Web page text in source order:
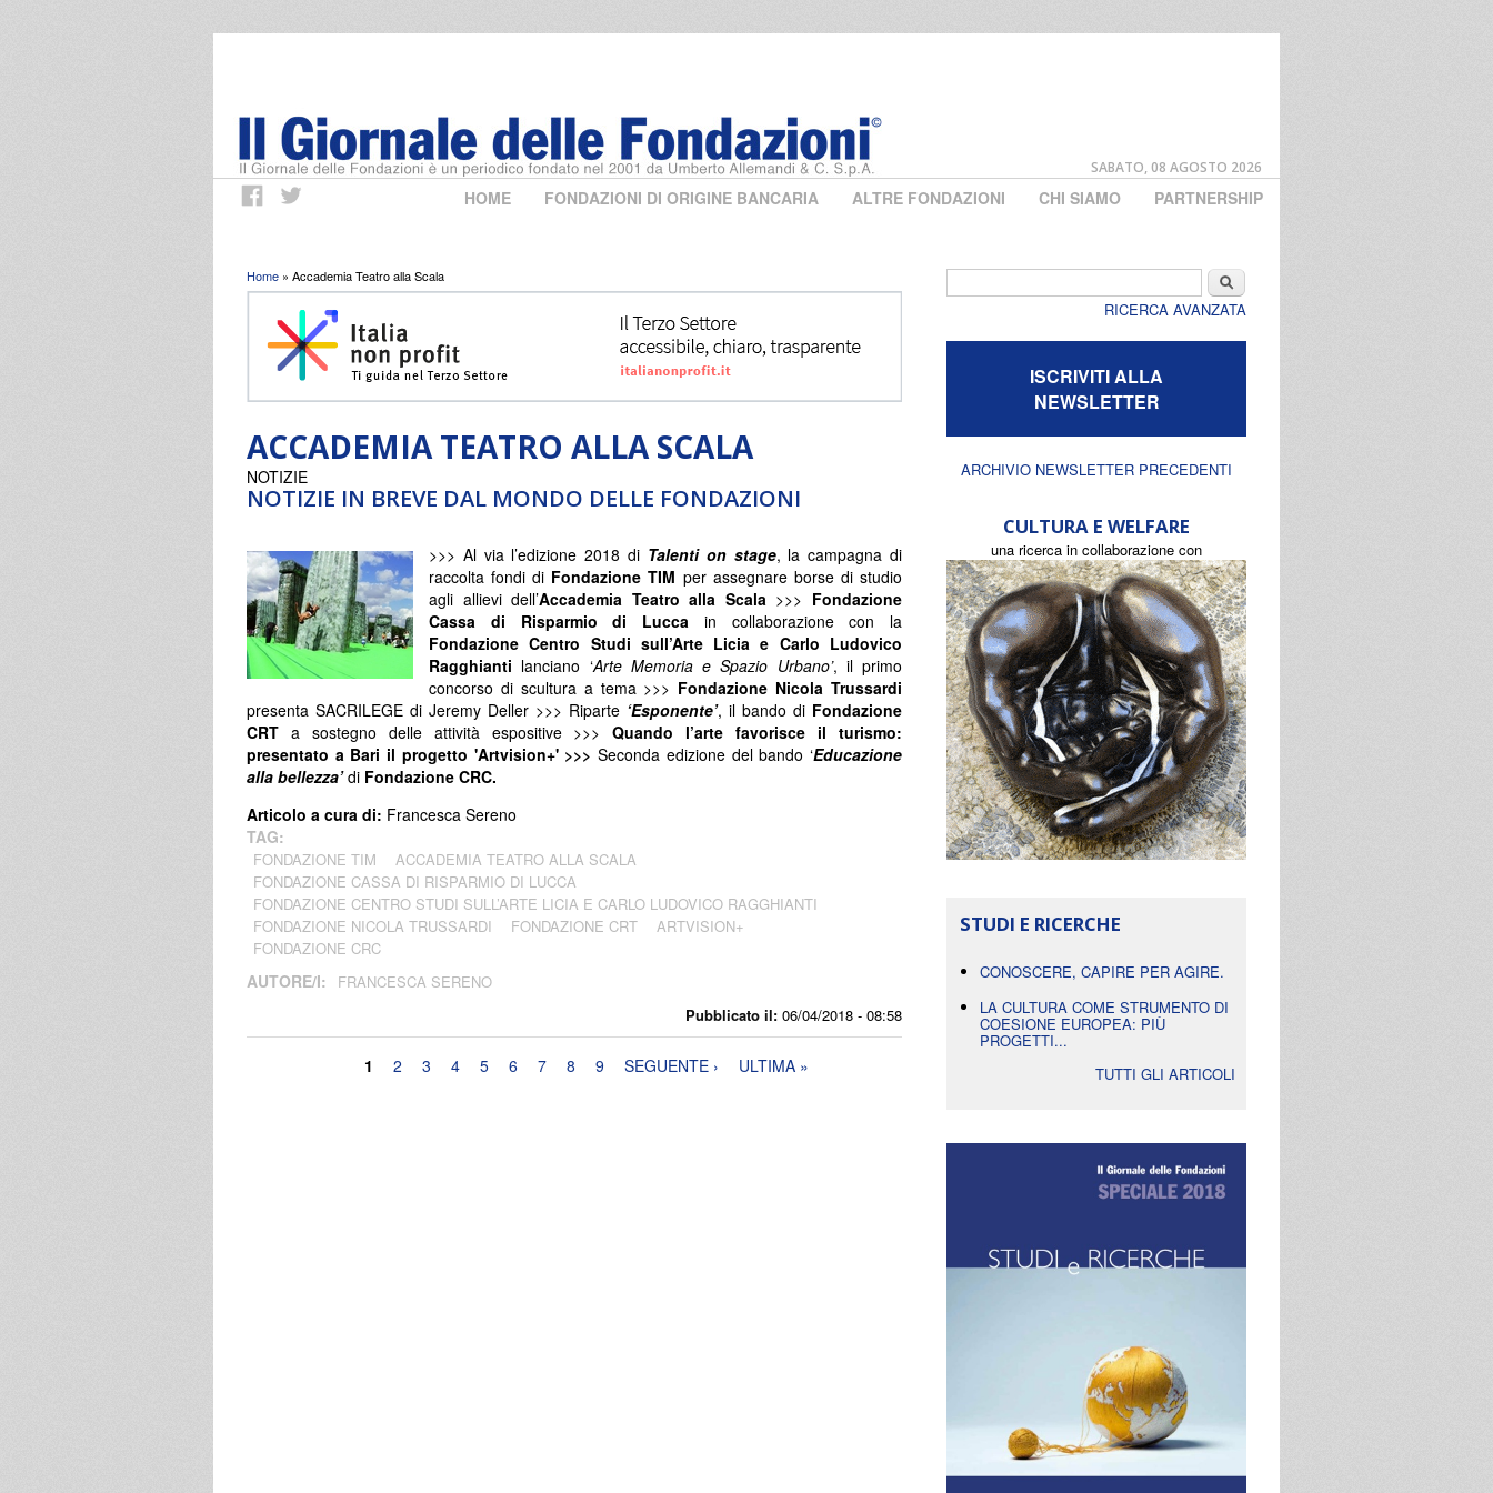
SABATO, 08 AGOSTO 2026
HOME FONDAZIONI DI ORIGINE BANCARIA ALTRE FONDAZIONI CHI SIAMO PARTNERSHIP
Tu sei qui
Home » Accademia Teatro alla Scala
ACCADEMIA TEATRO ALLA SCALA
NOTIZIE IN BREVE DAL MONDO DELLE FONDAZIONI
Pubblicato il: 06/04/2018 - 08:58
NOTIZIE
>>> Al via l’edizione 2018 di Talenti on stage, la campagna di
raccolta fondi di Fondazione TIM per assegnare borse di studio
agli allievi dell’Accademia Teatro alla Scala >>> Fondazione
Cassa di Risparmio di Lucca in collaborazione con la
Fondazione Centro Studi sull’Arte Licia e Carlo Ludovico
Ragghianti lanciano ‘Arte Memoria e Spazio Urbano’, il primo
concorso di scultura a tema >>> Fondazione Nicola Trussardi
presenta SACRILEGE di Jeremy Deller >>> Riparte ‘Esponente’, il bando di Fondazione
CRT a sostegno delle attività espositive >>>Quando l’arte favorisce il turismo:
presentato a Bari il progetto 'Artvision+'>>>Seconda edizione del bando ‘Educazione
alla bellezza’di Fondazione CRC.
Articolo a cura di: Francesca Sereno
TAG:
FONDAZIONE TIM
ACCADEMIA TEATRO ALLA SCALA
FONDAZIONE CASSA DI RISPARMIO DI LUCCA
FONDAZIONE CENTRO STUDI SULL’ARTE LICIA E CARLO LUDOVICO RAGGHIANTI
FONDAZIONE NICOLA TRUSSARDI
FONDAZIONE CRT
ARTVISION+
FONDAZIONE CRC
AUTORE/I: FRANCESCA SERENO
1 2 3 4 5 6 7 8 9 SEGUENTE › ULTIMA »
Cerca
RICERCA AVANZATA
ISCRIVITI ALLA
NEWSLETTER
ARCHIVIO NEWSLETTER PRECEDENTI
CULTURA E WELFARE
una ricerca in collaborazione con
STUDI E RICERCHE
CONOSCERE, CAPIRE PER AGIRE.
LA CULTURA COME STRUMENTO DI
COESIONE EUROPEA: PIÙ
PROGETTI...
TUTTI GLI ARTICOLI